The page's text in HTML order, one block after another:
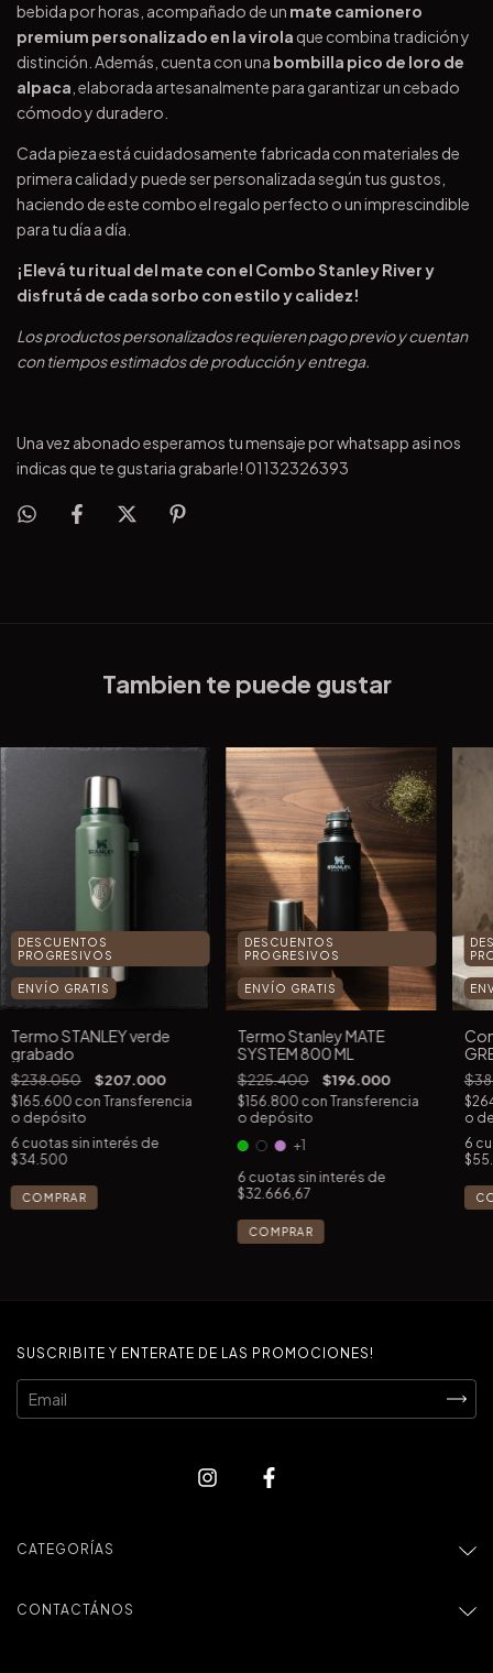
bebida por horas, acompañado de un mate camionero
premium personalizado en la virola que combina tradición y
distinción. Además, cuenta con una bombilla pico de loro de
alpaca , elaborada artesanalmente para garantizar un cebado
cómodo y duradero.
Cada pieza está cuidadosamente fabricada con materiales de
primera calidad y puede ser personalizada según tus gustos,
haciendo de este combo el regalo perfecto o un imprescindible
para tu día a día.
¡Elevá tu ritual del mate con el Combo Stanley River y
disfrutá de cada sorbo con estilo y calidez!
Los productos personalizados requieren pago previo y cuentan
con tiempos estimados de producción y entrega.
Una vez abonado esperamos tu mensaje por whatsapp asi nos
indicas que te gustaria grabarle! 01132326393
Tambien te puede gustar
DESCUENTOS
PROGRESIVOS
ENVÍO GRATIS
Termo STANLEY verde
grabado
$238.050 $207.000
$165.600 conTransferencia
o depósito
6 cuotas sin interés de
$34.500
DESCUENTOS
PROGRESIVOS
ENVÍO GRATIS
Termo Stanley MATE
SYSTEM 800 ML
$225.400 $196.000
$156.800 conTransferencia
o depósito
+1
6 cuotas sin interés de
$32.666,67
COMPRAR
o
6
SUSCRIBITE Y ENTERATE DE LAS PROMOCIONES!
CATEGORÍAS
CONTACTÁNOS